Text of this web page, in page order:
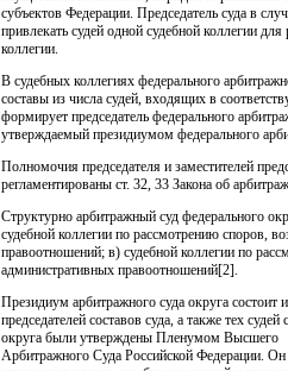
субъектов Федерации. Председатель суда в
привлекать судей одной судебной коллегии
коллегии.
В судебных коллегиях федерального
составы из числа судей, входящих в
формирует председатель федерального
утверждаемый президиумом федерального
Полномочия председателя и заместителей
регламентированы ст. 32, 33 Закона об
Структурно арбитражный суд федерального
судебной коллегии по рассмотрению споров,
правоотношений; в) судебной коллегии по
административных правоотношений[2].
Президиум арбитражного суда округа состоит
председателей составов суда, а также тех
округа были утверждены Пленумом Высшего
Арбитражного Суда Российской Федерации. Он